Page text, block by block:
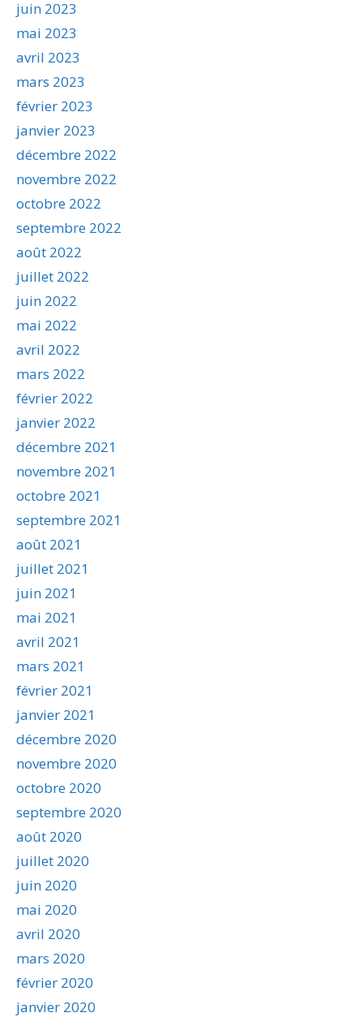
juin 2023
mai 2023
avril 2023
mars 2023
février 2023
janvier 2023
décembre 2022
novembre 2022
octobre 2022
septembre 2022
août 2022
juillet 2022
juin 2022
mai 2022
avril 2022
mars 2022
février 2022
janvier 2022
décembre 2021
novembre 2021
octobre 2021
septembre 2021
août 2021
juillet 2021
juin 2021
mai 2021
avril 2021
mars 2021
février 2021
janvier 2021
décembre 2020
novembre 2020
octobre 2020
septembre 2020
août 2020
juillet 2020
juin 2020
mai 2020
avril 2020
mars 2020
février 2020
janvier 2020